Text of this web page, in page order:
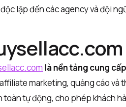
lập đến các agency và đội
là nền tảng cung
marketing, quảng cáo và
toàn tự động, cho phép khách